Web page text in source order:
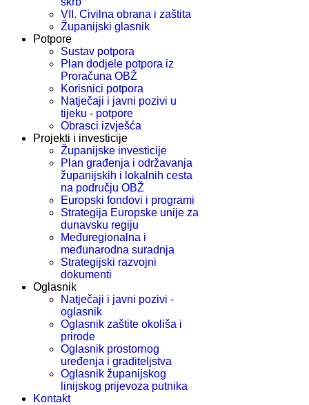
VII. Civilna obrana i zaštita
Županijski glasnik
Potpore
Sustav potpora
Plan dodjele potpora iz
Proračuna OBŽ
Korisnici potpora
Natječaji i javni pozivi u
tijeku - potpore
Obrasci izvješća
Projekti i investicije
Županijske investicije
Plan građenja i održavanja
županijskih i lokalnih cesta
na području OBŽ
Europski fondovi i programi
Strategija Europske unije za
dunavsku regiju
Međuregionalna i
međunarodna suradnja
Strategijski razvojni
dokumenti
Oglasnik
Natječaji i javni pozivi -
oglasnik
Oglasnik zaštite okoliša i
prirode
Oglasnik prostornog
uređenja i graditeljstva
Oglasnik županijskog
linijskog prijevoza putnika
Kontakt